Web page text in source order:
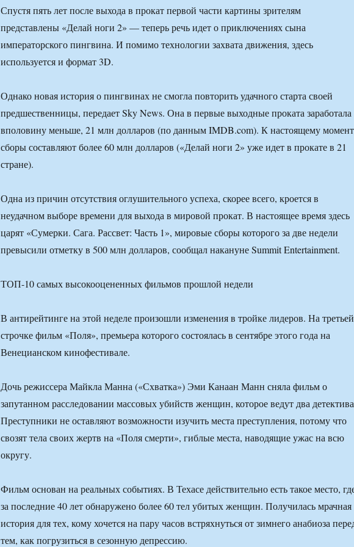
Спустя пять лет после выхода в прокат первой части картины зрителям
представлены «Делай ноги 2» — теперь речь идет о приключениях сына
императорского пингвина. И помимо технологии захвата движения, здесь
используется и формат 3D.
Однако новая история о пингвинах не смогла повторить удачного старта своей
предшественницы, передает Sky News. Она в первые выходные проката заработала
вполовину меньше, 21 млн долларов (по данным IMDB.com). К настоящему
сборы составляют более 60 млн долларов («Делай ноги 2» уже идет в прокате в 21
стране).
Одна из причин отсутствия оглушительного успеха, скорее всего, кроется в
неудачном выборе времени для выхода в мировой прокат. В настоящее время здесь
царят «Сумерки. Сага. Рассвет: Часть 1», мировые сборы которого за две недели
превысили отметку в 500 млн долларов, сообщал накануне Summit Entertainment.
ТОП-10 самых высокооцененных фильмов прошлой недели
В антирейтинге на этой неделе произошли изменения в тройке лидеров. На третьей
строчке фильм «Поля», премьера которого состоялась в сентябре этого года на
Венецианском кинофестивале.
Дочь режиссера Майкла Манна («Схватка») Эми Канаан Манн сняла фильм о
запутанном расследовании массовых убийств женщин, которое ведут два
Преступники не оставляют возможности изучить места преступления, потому что
свозят тела своих жертв на «Поля смерти», гиблые места, наводящие ужас на всю
округу.
Фильм основан на реальных событиях. В Техасе действительно есть такое место,
за последние 40 лет обнаружено более 60 тел убитых женщин. Получилась мрачная
история для тех, кому хочется на пару часов встряхнуться от зимнего анабиоза
тем, как погрузиться в сезонную депрессию.